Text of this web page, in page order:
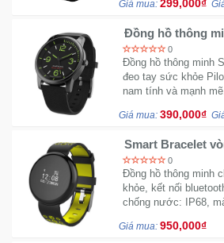
đa năng.
Giá mua: 299,000₫
Đồng hồ thông
chính hãng -
khỏe
0
Đồng hồ thông minh
đeo tay sức khỏe
nam tính và mạnh
tra sức khỏe cực kỳ
Giá mua: 390,000₫
Smart Bracelet
minh i8 Plus
0
Đồng hồ thông minh
khỏe, kết nối
chống nước: IP68,
đường kính
Giá mua: 950,000₫